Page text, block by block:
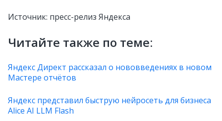
Источник: пресс-релиз Яндекса
Читайте также по теме:
Яндекс Директ рассказал о нововведениях в новом
Мастере отчётов
Яндекс представил быструю нейросеть для бизнеса
Alice AI LLM Flash